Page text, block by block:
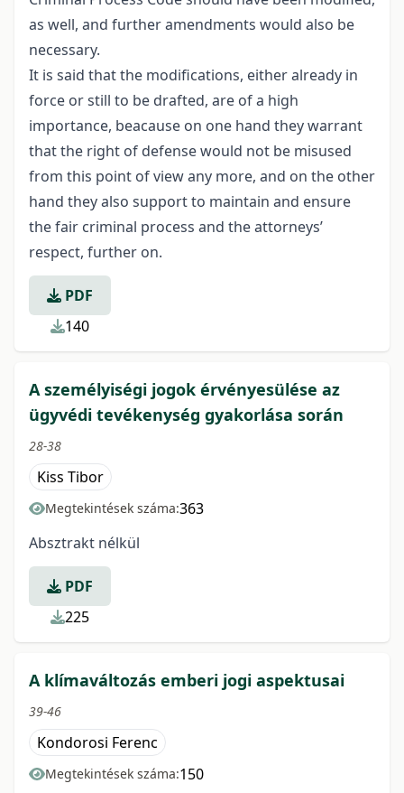
as well, and further amendments would also be
necessary.
It is said that the modifications, either already in
force or still to be drafted, are of a high
importance, beacause on one hand they warrant
that the right of defense would not be misused
from this point of view any more, and on the other
hand they also support to maintain and ensure
the fair criminal process and the attorneys’
respect, further on.
PDF
140
A személyiségi jogok érvényesülése az
ügyvédi tevékenység gyakorlása során
28-38
Kiss Tibor
Megtekintések száma:363
Absztrakt nélkül
PDF
225
A klímaváltozás emberi jogi aspektusai
39-46
Kondorosi Ferenc
Megtekintések száma:150